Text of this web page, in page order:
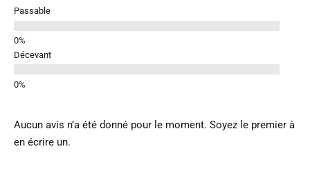
Passable
Décevant
Aucun avis n’a été donné pour le moment. Soyez le premier à
en écrire un.